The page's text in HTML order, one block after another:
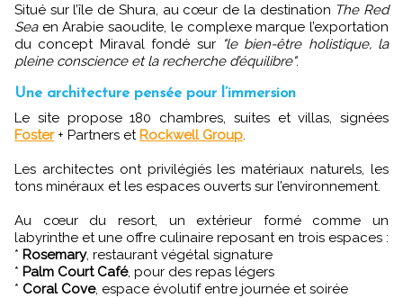
Situé sur l’île de Shura, au cœur de la destination The Red
Seaen Arabie saoudite, le complexe marque l’exportation
du concept Miraval fondé sur "le bien-être holistique, la
pleine conscience et la recherche d’équilibre".
Une architecture pensée pour l’immersion
Le site propose 180 chambres, suites et villas, signées
Foster+ Partners et Rockwell Group
Les architectes ont privilégiés les matériaux naturels, les
tons minéraux et les espaces ouverts sur l’environnement.
Au cœur du resort, un extérieur formé comme un
labyrinthe et une offre culinaire reposant en trois espaces :
* Rosemary, restaurant végétal signature
* Palm Court Café, pour des repas légers
* Coral Cove, espace évolutif entre journée et soirée